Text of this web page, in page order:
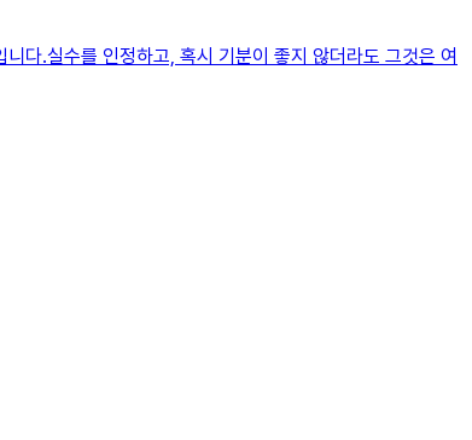
다.실수를 인정하고, 혹시 기분이 좋지 않더라도 그것은 여